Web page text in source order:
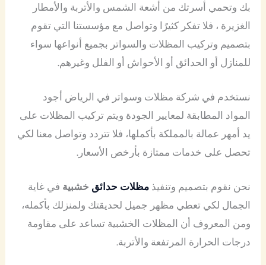
بك وتحمي أسرتك من أشعة الشمس والأتربة والأمطار
الغزيرة ، فلا تفكر كثيرًا وتواصل مع مؤسستنا التي تقوم
بتصميم وتركيب المظلات والسواتر بجميع أنواعها سواء
للمنازل أو الحدائق أو الأحواش أو الفلل وغيرهم.
نستخدم في شركة مظلات وسواتر في الرياض أجود
المواد المطابقة لمعايير الجودة ويتم تركيب المظلات على
يد أمهر عمالة بالمملكة بأكملها، فلا تتردد وتواصل معنا لكي
تحصل على خدمات ممتازة بأرخص الأسعار.
نحن نقوم بتصميم وتنفيذمظلات حدائق خشبية في غاية
الجمال لكي تعطي مظهر جميل لحديقتك ولمنزلك بأكمله،
ومن المعروف أن المظلات الخشبية تساعد على مقاومة
درجات الحرارة المرتفعة والأتربة.